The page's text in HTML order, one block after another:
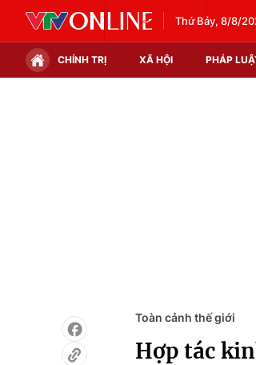
Thứ Bảy, 8/8/
CHÍNH TRỊ XÃ HỘI PHÁP
Toàn cảnh thế giới
Hợp tác